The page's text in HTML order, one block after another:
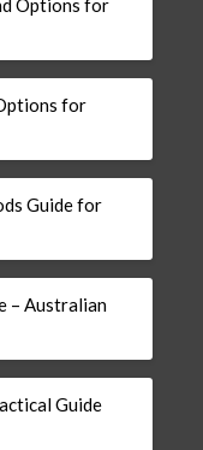
Options for
for
Guide for
– Australian
Guide